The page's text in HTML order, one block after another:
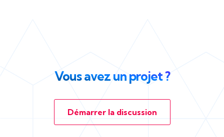
Vous avez un projet ?
Démarrer la discussion